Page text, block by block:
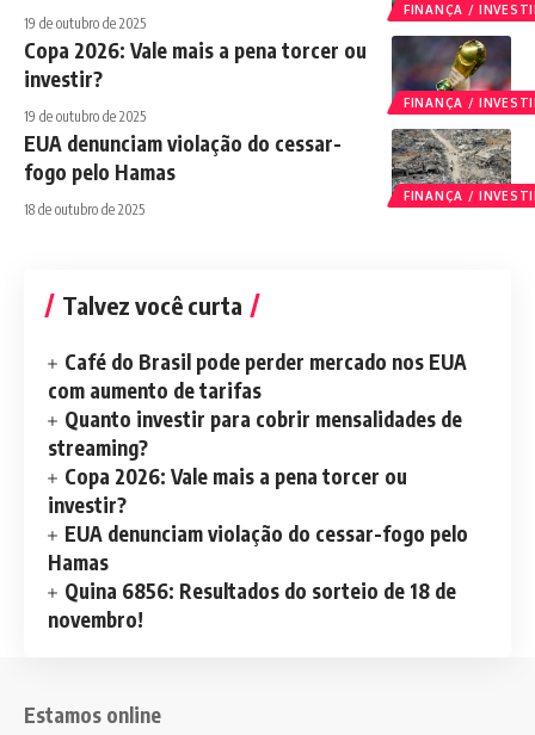
FINANÇA /
19 de outubro de 2025
FINANÇA /
Copa 2026: Vale mais a pena torcer ou
investir?
19 de outubro de 2025
FINANÇA /
EUA denunciam violação do cessar-
fogo pelo Hamas
18 de outubro de 2025
Talvez você curta
Café do Brasil pode perder mercado nos EUA
com aumento de tarifas
Quanto investir para cobrir mensalidades de
streaming?
Copa 2026: Vale mais a pena torcer ou
investir?
EUA denunciam violação do cessar-fogo pelo
Hamas
Quina 6856: Resultados do sorteio de 18 de
novembro!
Estamos online